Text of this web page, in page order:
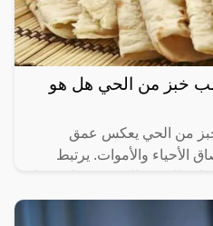
خبز من الحي هل هو
من الحي يعكس عمق
الأحياء والأموات. يرتبط